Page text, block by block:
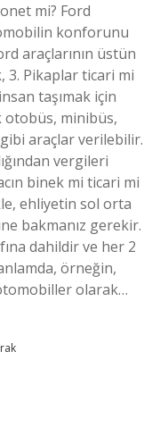
mi? Ford
konforunu
araçlarının üstün
3. Pikaplar ticari mi
taşımak için
otobüs, minibüs,
araçlar verilebilir.
vergileri
binek mi ticari mi
ehliyetin sol orta
bakmanız gerekir.
dahildir ve her 2
örneğin,
olarak…